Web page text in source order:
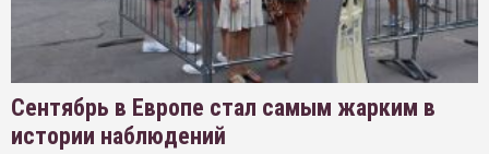
Сентябрь в Европе стал самым жарким в
истории наблюдений